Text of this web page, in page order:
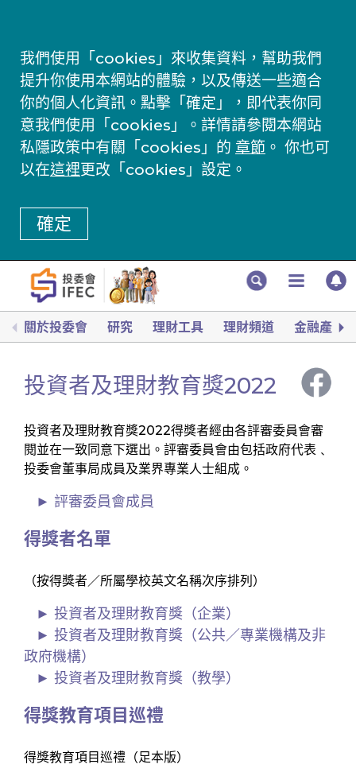
我們使用「cookies」來收集資料，幫助我們
提升你使用本網站的體驗，以及傳送一些適合
你的個人化資訊。點擊「確定」，即代表你同
意我們使用「cookies」。詳情請參閱本網站
私隱政策中有關「cookies」的 章節 。 你也可
以在這裡更改「cookies」設定。
確定
關於投委會 研究 理財工具 理財頻道 金融產品
投資者及理財教育獎2022
投資者及理財教育獎2022得獎者經由各評審委員會審
閱並在一致同意下選出。評審委員會由包括政府代表﹑
投委會董事局成員及業界專業人士組成。
評審委員會成員
得獎者名單
（按得獎者／所屬學校英文名稱次序排列）
投資者及理財教育獎（企業）
投資者及理財教育獎（公共／專業機構及非
政府機構）
投資者及理財教育獎（教學）
得獎教育項目巡禮
得獎教育項目巡禮（足本版）